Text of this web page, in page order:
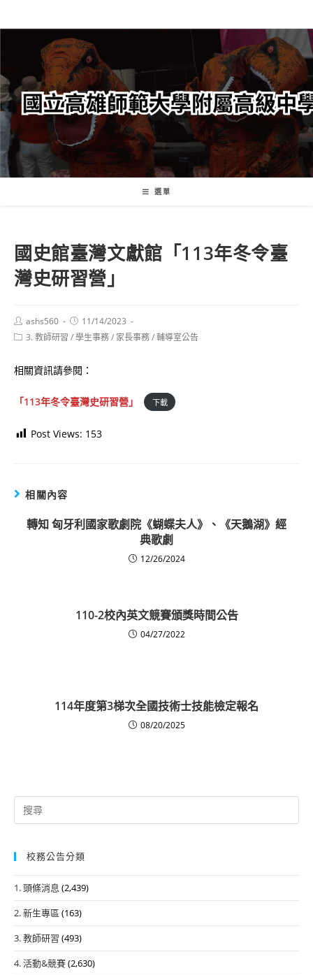
轉
要
內
容
選單
國史館臺灣文獻館「113年冬令臺
灣史研習營」
Post
author:
ashs560
Post
published:
11/14/2023
Post3. 教師研習 /學生事務/ 家長事務/輔導室公告
相關資訊請參閱：
「113年冬令臺灣史研習營」 下載
Post Views: 153
相關內容
轉知 匈牙利國家歌劇院《蝴蝶夫人》、《天鵝湖》經
典歌劇
12/26/2024
110-2校內英文競賽頒獎時間公告
04/27/2022
114年度第3梯次全國技術士技能檢定報名
08/20/2025
Search
for:
校務公告分類
1. 頭條消息 (2,439)
2. 新生專區 (163)
3. 教師研習 (493)
4. 活動&競賽(2,630)